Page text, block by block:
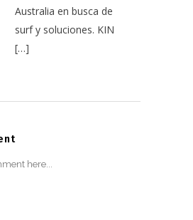
Australia en busca de
surf y soluciones. KIN
[…]